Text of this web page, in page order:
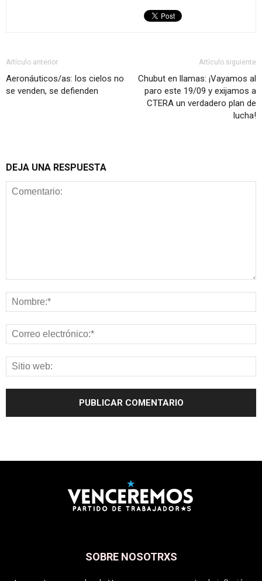
Artículo anterior
Aeronáuticos/as: los cielos no
se venden, se defienden
Artículo siguiente
Chubut en llamas: ¡Vayamos al
paro este 19/09 y exijamos a
CTERA un verdadero plan de
lucha!
DEJA UNA RESPUESTA
SOBRE NOSOTRXS